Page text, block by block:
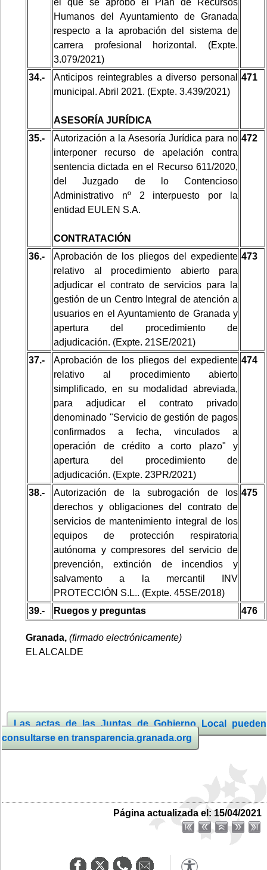
Humanos del Ayuntamiento de Granada
respecto a la aprobación del sistema de
carrera profesional horizontal. (Expte.
3.079/2021)
34.-
Anticipos reintegrables a diverso personal
municipal. Abril 2021. (Expte. 3.439/2021)
ASESORÍA JURÍDICA
471
35.-
Autorización a la Asesoría Jurídica para no
interponer recurso de apelación contra
sentencia dictada en el Recurso 611/2020,
del Juzgado de lo Contencioso
Administrativo nº 2 interpuesto por la
entidad EULEN S.A.
CONTRATACIÓN
472
36.-
Aprobación de los pliegos del expediente
relativo al procedimiento abierto para
adjudicar el contrato de servicios para la
gestión de un Centro Integral de atención a
usuarios en el Ayuntamiento de Granada y
apertura del procedimiento de
adjudicación. (Expte. 21SE/2021)
473
37.-
Aprobación de los pliegos del expediente
relativo al procedimiento abierto
simplificado, en su modalidad abreviada,
para adjudicar el contrato privado
denominado "Servicio de gestión de pagos
confirmados a fecha, vinculados a
operación de crédito a corto plazo" y
apertura del procedimiento de
adjudicación. (Expte. 23PR/2021)
474
38.-
Autorización de la subrogación de los
derechos y obligaciones del contrato de
servicios de mantenimiento integral de los
equipos de protección respiratoria
autónoma y compresores del servicio de
prevención, extinción de incendios y
salvamento a la mercantil INV
PROTECCIÓN S.L.. (Expte. 45SE/2018)
475
39.- Ruegos y preguntas 476
Granada, (firmado electrónicamente)
EL ALCALDE
Las actas de las Juntas de Gobierno Local pueden
consultarse en transparencia.granada.org
Página actualizada el: 15/04/2021